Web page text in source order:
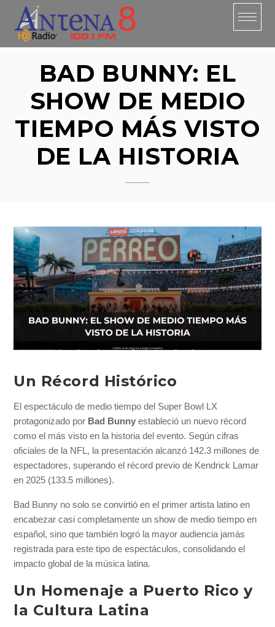
content
BAD BUNNY: EL
SHOW DE MEDIO
TIEMPO MÁS VISTO
DE LA HISTORIA
Un Récord Histórico
El espectáculo de medio tiempo del Super Bowl LX
protagonizado por Bad Bunny estableció un nuevo récord
como el más visto en la historia del evento. Según cifras
oficiales de la NFL, la presentación alcanzó 142.3 millones de
espectadores, superando el récord previo de Kendrick Lamar
en 2025 (133.5 millones).
Bad Bunny no solo se convirtió en el primer artista latino en
encabezar casi completamente un show de medio tiempo en
español, sino que también logró la mayor audiencia jamás
registrada para este tipo de espectáculos, consolidando el
impacto global de la música latina.
Un Homenaje a Puerto Rico y
la Cultura Latina